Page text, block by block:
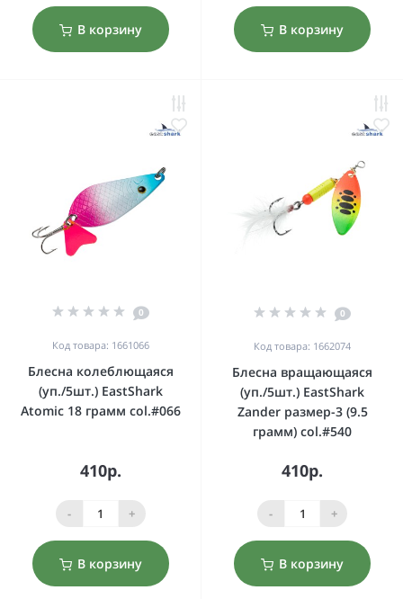
В корзину В корзину
0
Код товара: 1661066
Блесна колеблющаяся
(уп./5шт.) EastShark
Atomic 18 грамм col.#066
410р.
- +
В корзину
0
Код товара: 1662074
Блесна вращающаяся
(уп./5шт.) EastShark
Zander размер-3 (9.5
грамм) col.#540
410р.
- +
В корзину